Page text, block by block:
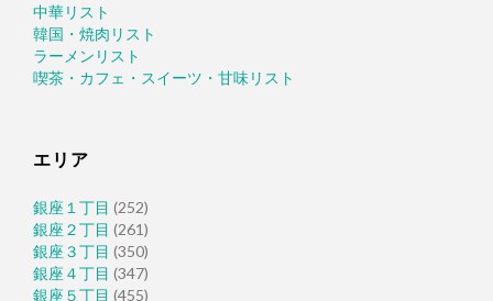
中華リスト
韓国・焼肉リスト
ラーメンリスト
喫茶・カフェ・スイーツ・甘味リスト
エリア
銀座１丁目 (252)
銀座２丁目 (261)
銀座３丁目 (350)
銀座４丁目 (347)
銀座５丁目 (455)